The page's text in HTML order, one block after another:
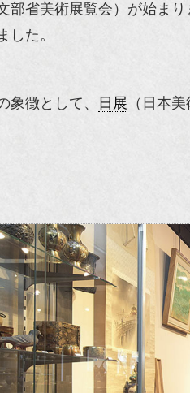
文部省美術展覧会）が始ま
した。
徴として、
日展 （日本